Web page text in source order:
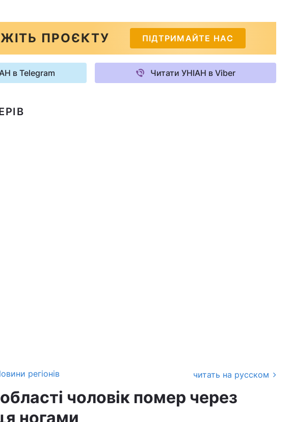
ПРОЄКТУ ПІДТРИМАЙТЕ НАС
в Telegram Читати УНІАН в Viber
регіонів читать на русском
чоловік помер через
ногами